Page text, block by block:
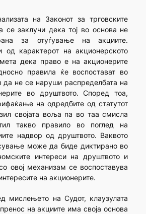
на Законот за трговските
заклучи дека тој во основа не
за отуѓување на акциите.
од карактерот на акционерското
дека право е на акционерите
правила ќе воспостават во
да не се наруши распределбата на
во друштвото. Според тоа,
на одредбите од статутот
својата воља па во таа смисла
такво правило во поглед на
надвор од друштвото. Ваквото
може да биде диктирано во
интереси на друштвото и
овој механизам се воспоставува
на акционерите.
мислењето на Судот, клаузулата
на акциите има своја основа